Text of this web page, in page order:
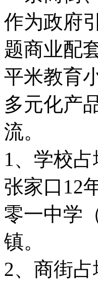
作为政府
题商业配
平米教育
多元化产
流。
1、学校
张家口12
零一中学
镇。
2、商街